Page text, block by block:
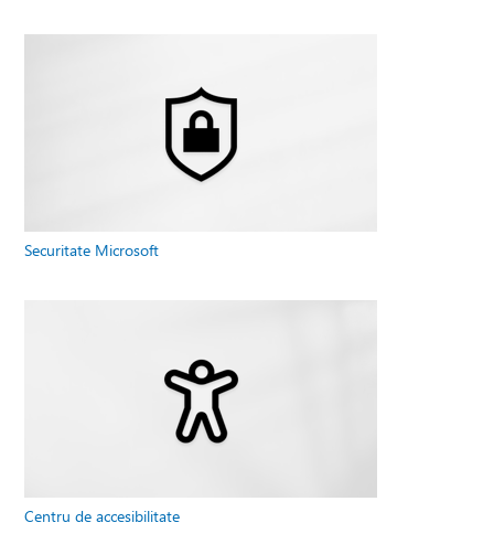
Securitate Microsoft
Centru de accesibilitate